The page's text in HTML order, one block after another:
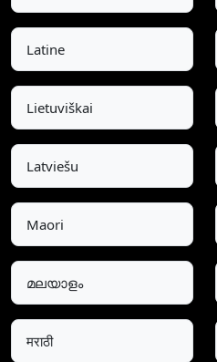
Latine
Lietuviškai
Latviešu
Maori
മലയാളം
मराठी